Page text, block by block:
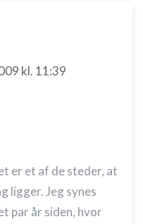
kl. 11:39
er et af de steder, at
ligger. Jeg synes
par år siden, hvor